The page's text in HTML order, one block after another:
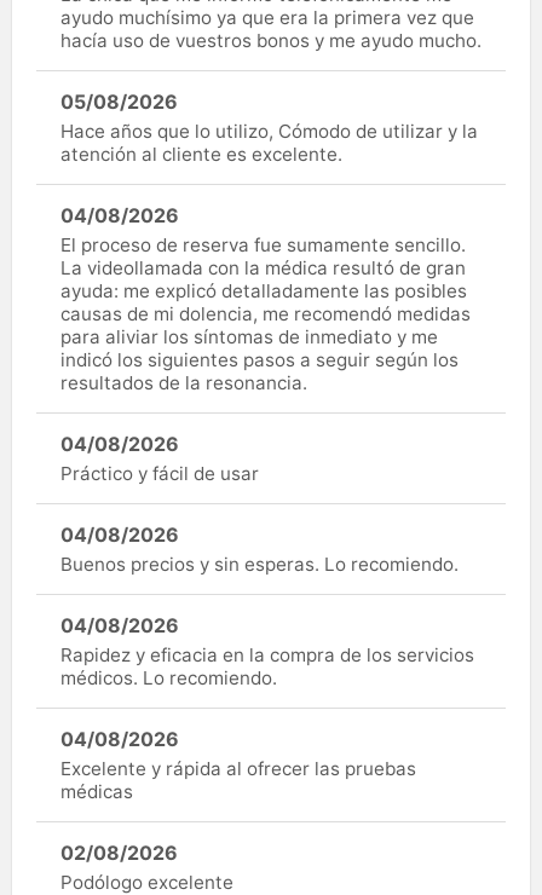
ayudo muchísimo ya que era la primera vez que
hacía uso de vuestros bonos y me ayudo mucho.
05/08/2026
Hace años que lo utilizo, Cómodo de utilizar y la
atención al cliente es excelente.
04/08/2026
El proceso de reserva fue sumamente sencillo.
La videollamada con la médica resultó de gran
ayuda: me explicó detalladamente las posibles
causas de mi dolencia, me recomendó medidas
para aliviar los síntomas de inmediato y me
indicó los siguientes pasos a seguir según los
resultados de la resonancia.
04/08/2026
Práctico y fácil de usar
04/08/2026
Buenos precios y sin esperas. Lo recomiendo.
04/08/2026
Rapidez y eficacia en la compra de los servicios
médicos. Lo recomiendo.
04/08/2026
Excelente y rápida al ofrecer las pruebas
médicas
02/08/2026
Podólogo excelente